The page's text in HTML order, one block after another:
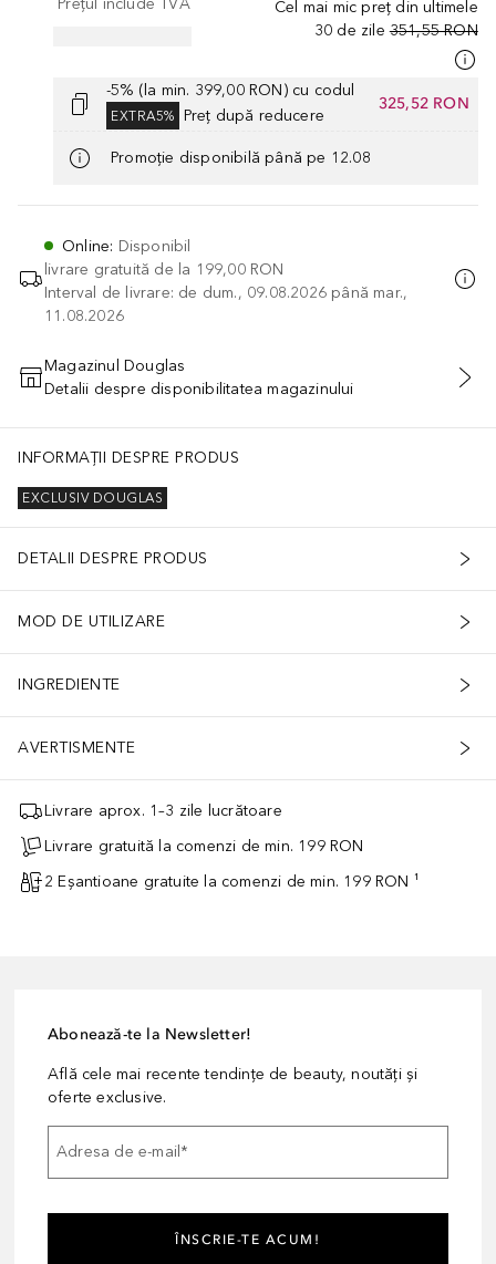
Cel mai mic preț din ultimele
30 de zile 351,55 RON
Prețul include TVA
-5% (la min. 399,00 RON) cu codul
EXTRA5% Preț după reducere
325,52 RON
Promoție disponibilă până pe 12.08
Online: Disponibil
livrare gratuită de la 199,00 RON
Interval de livrare: de dum., 09.08.2026 până mar.,
11.08.2026
ADĂUGAȚI ÎN COŞ
Magazinul Douglas
Detalii despre disponibilitatea magazinului
INFORMAȚII DESPRE PRODUS
EXCLUSIV DOUGLAS
DETALII DESPRE PRODUS
MOD DE UTILIZARE
INGREDIENTE
AVERTISMENTE
Livrare aprox. 1–3 zile lucrătoare
Livrare gratuită la comenzi de min. 199 RON
2 Eșantioane gratuite la comenzi de min. 199 RON ¹
Abonează-te la Newsletter!
Află cele mai recente tendințe de beauty, noutăți și
oferte exclusive.
Adresa de e-mail*
ÎNSCRIE-TE ACUM!